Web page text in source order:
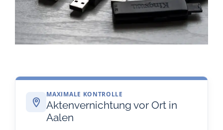
MAXIMALE KONTROLLE
Aktenvernichtung vor Ort in
Aalen